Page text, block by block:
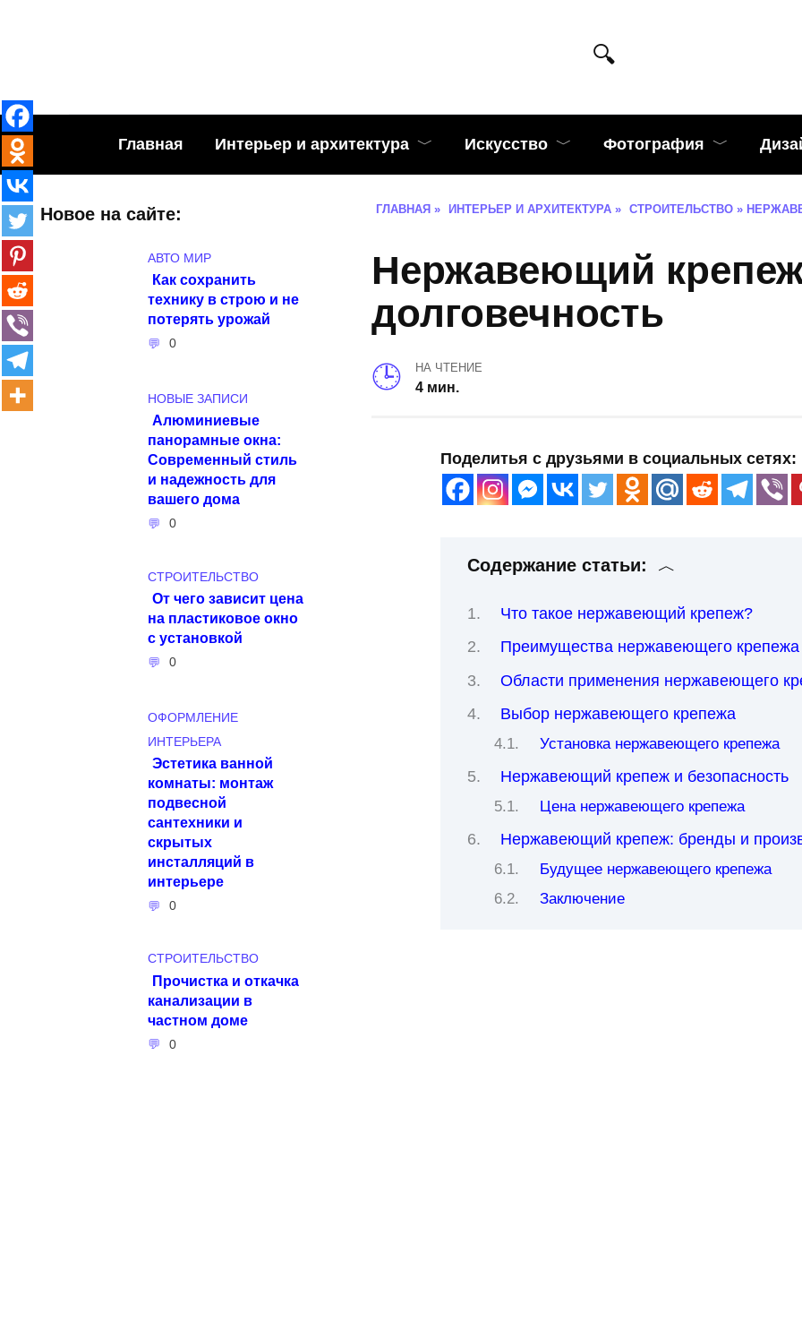
Главная Интерьер и архитектура Искусство Фотография
ГЛАВНАЯ » ИНТЕРЬЕР И АРХИТЕКТУРА » СТРОИТЕЛЬСТВО »
Нержавеющий
долговечность
НА ЧТЕНИЕ
4 мин.
Поделитья с друзьями в социальных сетях:
Содержание статьи:
Что такое нержавеющий крепеж?
Преимущества нержавеющего крепежа
Области применения нержавеющего
Выбор нержавеющего крепежа
Установка нержавеющего крепежа
Нержавеющий крепеж и безопасность
Цена нержавеющего крепежа
Нержавеющий крепеж: бренды и
Будущее нержавеющего крепежа
Заключение
Новое на сайте:
АВТО МИР
Как сохранить
технику в строю и не
потерять урожай
0
НОВЫЕ ЗАПИСИ
Алюминиевые
панорамные окна:
Современный стиль
и надежность для
вашего дома
0
СТРОИТЕЛЬСТВО
От чего зависит цена
на пластиковое окно
с установкой
0
ОФОРМЛЕНИЕ
ИНТЕРЬЕРА
Эстетика ванной
комнаты: монтаж
подвесной
сантехники и
скрытых
инсталляций в
интерьере
0
СТРОИТЕЛЬСТВО
Прочистка и откачка
канализации в
частном доме
0